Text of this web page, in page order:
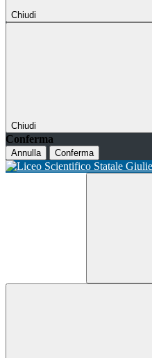
Chiudi
Chiudi
Conferma
Annulla Conferma